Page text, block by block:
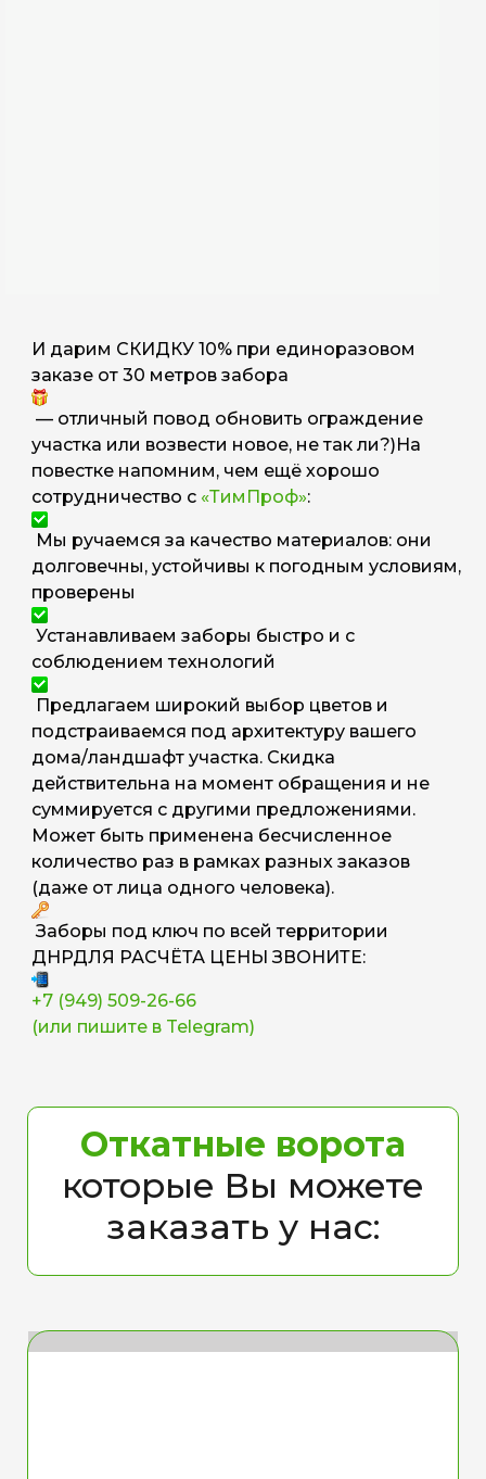
И дарим СКИДКУ 10% при единоразовом
заказе от 30 метров забора
— отличный повод обновить ограждение
участка или возвести новое, не так ли?)На
повестке напомним, чем ещё хорошо
сотрудничество с «ТимПроф»:
Мы ручаемся за качество материалов: они
долговечны, устойчивы к погодным условиям,
проверены
Устанавливаем заборы быстро и с
соблюдением технологий
Предлагаем широкий выбор цветов и
подстраиваемся под архитектуру вашего
дома/ландшафт участка. Скидка
действительна на момент обращения и не
суммируется с другими предложениями.
Может быть применена бесчисленное
количество раз в рамках разных заказов
(даже от лица одного человека).
Заборы под ключ по всей территории
ДНРДЛЯ РАСЧЁТА ЦЕНЫ ЗВОНИТЕ:
+7 (949) 509-26-66
(или пишите в Telegram)
Откатные ворота
которые Вы можете
заказать у нас: